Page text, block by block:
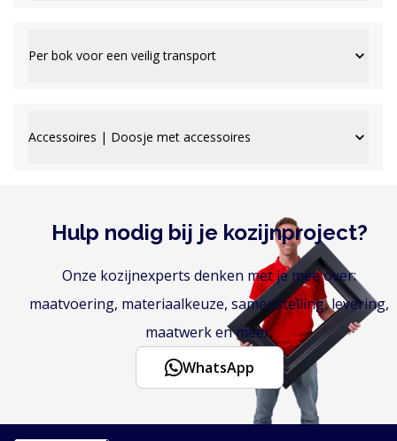
Per bok voor een veilig transport
Accessoires | Doosje met accessoires
Hulp nodig bij je kozijnproject?
Onze kozijnexperts denken met je mee over:
maatvoering, materiaalkeuze, samenstelling, levering,
maatwerk en meer.
WhatsApp